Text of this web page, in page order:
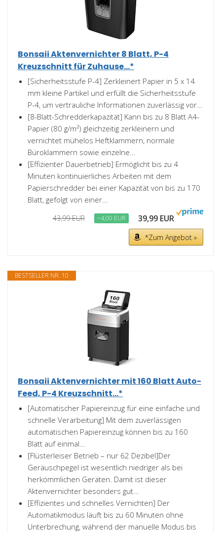
Bonsaii Aktenvernichter 8 Blatt, P-4
Kreuzschnitt für Zuhause...*
[Sicherheitsstufe P-4] Zerkleinert Papier in 5 x 14
mm kleine Partikel und erfüllt die Sicherheitsstufe
P-4, um vertrauliche Informationen zuverlässig vor...
[8-Blatt-Schredderkapazität] Kann bis zu 8 Blatt A4-
Papier (80 g/m²) gleichzeitig zerkleinern und
vernichtet mühelos Heftklammern, normale
Büroklammern sowie einzelne...
[Effizienter Dauerbetrieb] Ermöglicht bis zu 4
Minuten kontinuierliches Arbeiten mit dem
Papierschredder bei einer Kapazität von bis zu 170
Blatt, gefolgt von einer...
43,99 EUR −4,00 EUR 39,99 EUR
*Zum Angebot »
BESTSELLER NR. 10
Bonsaii Aktenvernichter mit 160 Blatt Auto-
Feed, P-4 Kreuzschnitt...*
[Automatischer Papiereinzug für eine einfache und
schnelle Verarbeitung] Mit dem zuverlässigen
automatischen Papiereinzug können bis zu 160
Blatt auf einmal...
[Flüsterleiser Betrieb – nur 62 Dezibel]Der
Geräuschpegel ist wesentlich niedriger als bei
herkömmlichen Geräten. Damit ist dieser
Aktenvernichter besonders gut...
[Effizientes und schnelles Vernichten] Der
Automatikmodus läuft bis zu 60 Minuten ohne
Unterbrechung, während der manuelle Modus bis